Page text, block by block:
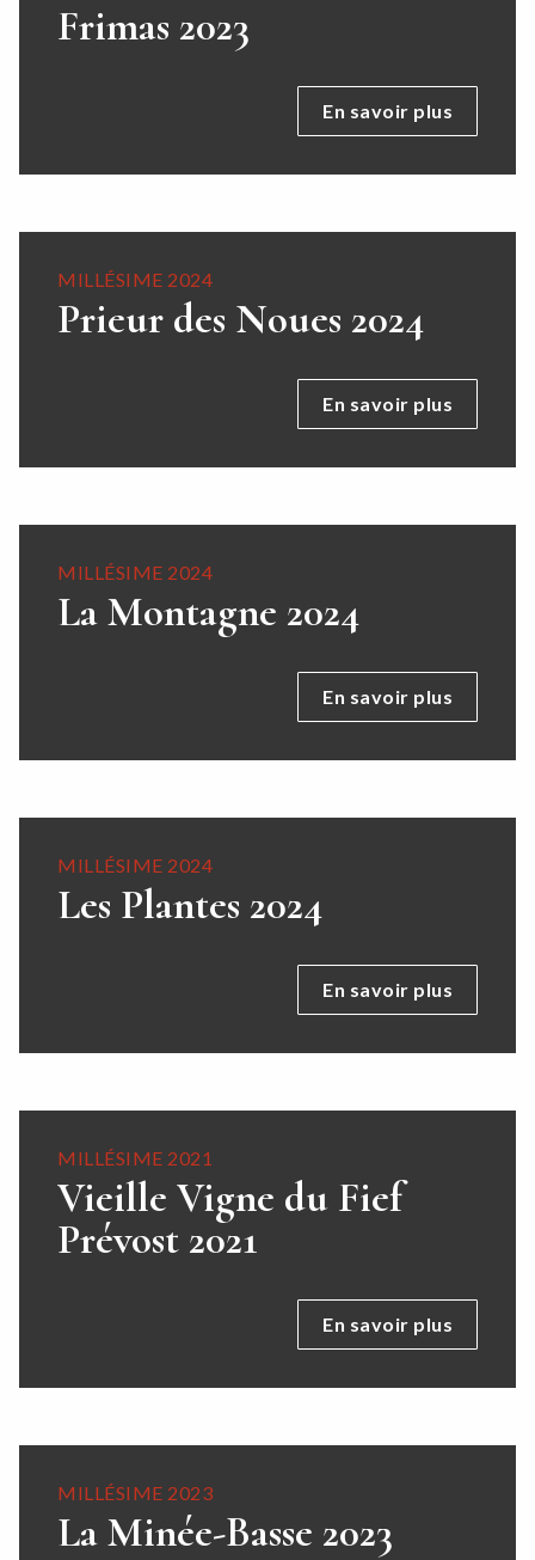
Frimas 2023
En savoir plus
MILLÉSIME 2024
Prieur des Noues 2024
En savoir plus
MILLÉSIME 2024
La Montagne 2024
En savoir plus
MILLÉSIME 2024
Les Plantes 2024
En savoir plus
MILLÉSIME 2021
Vieille Vigne du Fief
Prévost 2021
En savoir plus
MILLÉSIME 2023
La Minée-Basse 2023